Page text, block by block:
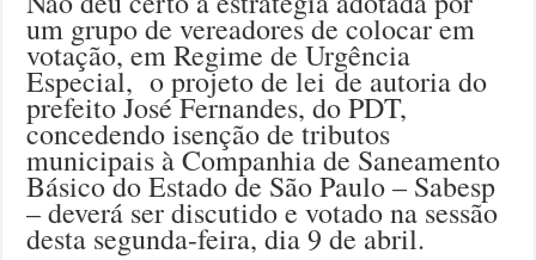
um grupo de vereadores de colocar em
votação, em Regime de Urgência
Especial, o projeto de lei de autoria do
prefeito José Fernandes, do PDT,
concedendo isenção de tributos
municipais à Companhia de Saneamento
Básico do Estado de São Paulo – Sabesp
– deverá ser discutido e votado na sessão
desta segunda-feira, dia 9 de abril.